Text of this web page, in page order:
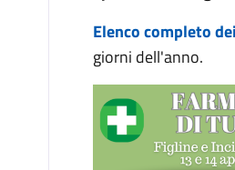
Elenco completo
giorni dell'anno.